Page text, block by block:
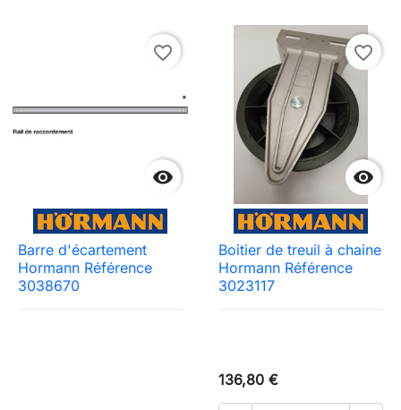

favorite_border
Barre d'écartement
Hormann Référence
3038670

favorite_border
Boitier de treuil à chaine
Hormann Référence
3023117
136,80 €